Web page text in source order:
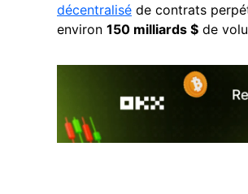
décentralisé de contrats
environ 150 milliards $ de